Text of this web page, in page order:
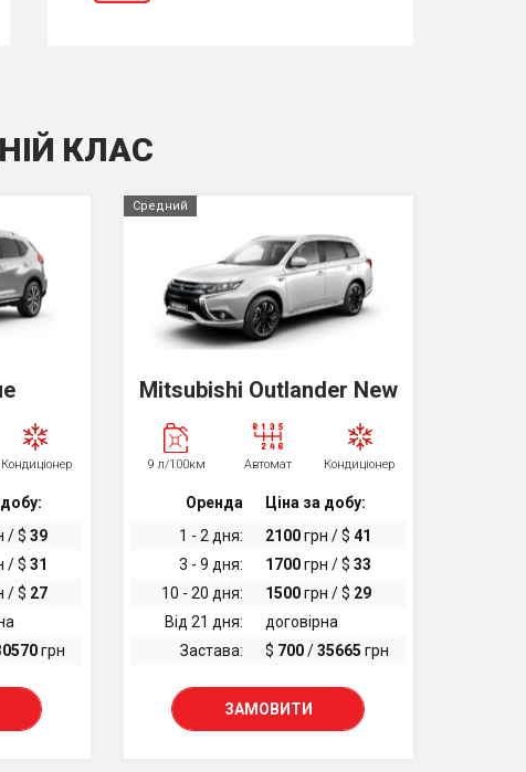
КЛАС
Кондиціонер
/ $ 39
/ $ 31
/ $ 27
грн
Средний
Mitsubishi Outlander New
9 л/100км Автомат Кондиціонер
Оренда
Ціна за добу:
1 - 2 дня:
2100грн / $ 41
3 - 9 дня:
1700грн / $ 33
10 - 20 дня:
1500грн / $ 29
Від 21 дня:
договірна
Застава:
$ 700/35665 грн
ЗАМОВИТИ